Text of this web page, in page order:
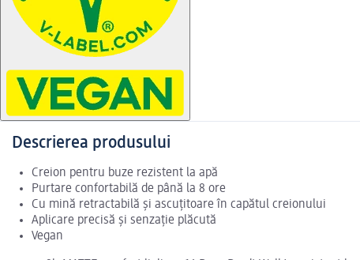
Descrierea produsului
Creion pentru buze rezistent la apă
Purtare confortabilă de până la 8 ore
Cu mină retractabilă și ascuțitoare în capătul creionului
Aplicare precisă și senzație plăcută
Vegan